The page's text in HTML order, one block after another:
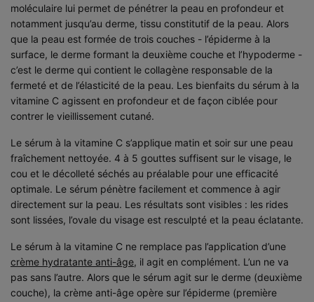
moléculaire lui permet de pénétrer la peau en profondeur et
notamment jusqu’au derme, tissu constitutif de la peau. Alors
que la peau est formée de trois couches - l’épiderme à la
surface, le derme formant la deuxième couche et l’hypoderme -
c’est le derme qui contient le collagène responsable de la
fermeté et de l’élasticité de la peau. Les bienfaits du sérum à la
vitamine C agissent en profondeur et de façon ciblée pour
contrer le vieillissement cutané.
Le sérum à la vitamine C s’applique matin et soir sur une peau
fraîchement nettoyée. 4 à 5 gouttes suffisent sur le visage, le
cou et le décolleté séchés au préalable pour une efficacité
optimale. Le sérum pénètre facilement et commence à agir
directement sur la peau. Les résultats sont visibles : les rides
sont lissées, l’ovale du visage est resculpté et la peau éclatante.
Le sérum à la vitamine C ne remplace pas l’application d’une
crème hydratante anti-âge, il agit en complément. L’un ne va
pas sans l’autre. Alors que le sérum agit sur le derme (deuxième
couche), la crème anti-âge opère sur l’épiderme (première